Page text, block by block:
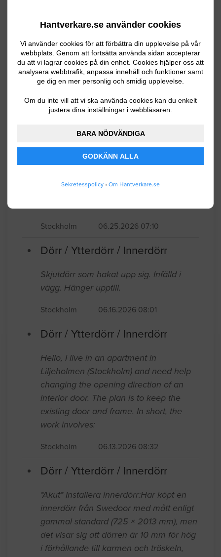
Hantverkare.se använder cookies
Vi använder cookies för att förbättra din upplevelse på vår
webbplats. Genom att fortsätta använda sidan accepterar
du att vi lagrar cookies på din enhet. Cookies hjälper oss att
analysera webbtrafik, anpassa innehåll och funktioner samt
ge dig en mer personlig och smidig upplevelse.
Om du inte vill att vi ska använda cookies kan du enkelt
justera dina inställningar i webbläsaren.
BARA NÖDVÄNDIGA
GODKÄNN ALLA
Sekretesspolicy • Om Hantverkare.se
Hej, jag behöver hjälp med att montera
upp min nya balkongdörr. Vill gärna få
en offert innan jag bestämmer mig.
Stockholm 07.08.2026 08:42
Dörr / Ytterdörr / Innerdörr
som ska gå inuti väggen
06.29.2026 16:26
Dörr / Ytterdörr / Innerdörr
H 2,4. Gäller kök, badrum, sovrum 1,
sovrum 2 och badrum.
Dörr / Ytterdörr / Innerdörr
Skjutdörr som hakat upp sig. Infälld i
vägg. Hänger upptill.
Dörr / Ytterdörr / Innerdörr
Hello, I live in an apartment in
Liljeholmen (Stockholm) and need help
changing the opening direction of an
existing door and frame. In short, the
work involves:
Dörr / Ytterdörr / Innerdörr
*Akut* Installera innerdörr:Har köpt en
innerdörr från Swedoor med mått enligt